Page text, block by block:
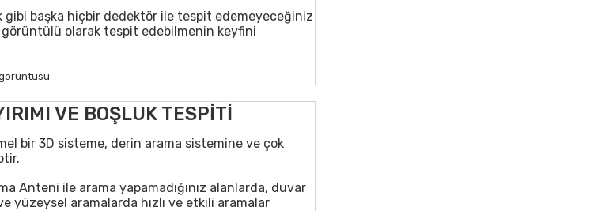
gibi başka hiçbir dedektör ile tespit edemeyeceğiniz
olarak tespit edebilmenin keyfini
VE BOŞLUK TESPİTİ
bir 3D sisteme, derin arama sistemine ve çok
Anteni ile arama yapamadığınız alanlarda, duvar
yüzeysel aramalarda hızlı ve etkili aramalar